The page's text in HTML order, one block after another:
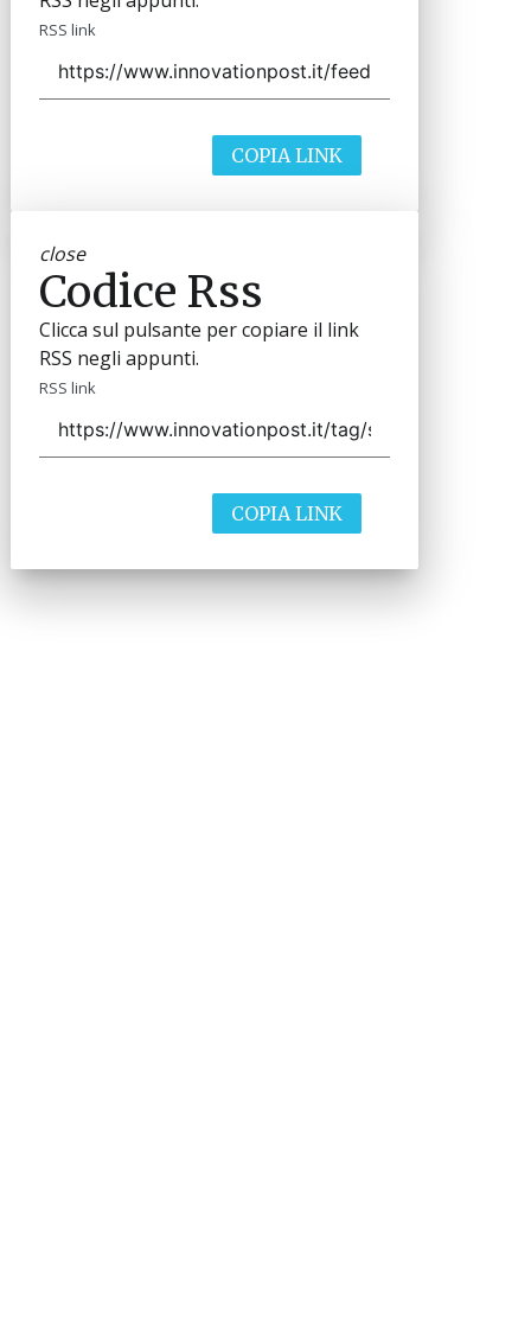
RSS link
COPIA LINK
close
Codice Rss
Clicca sul pulsante per copiare il link
RSS negli appunti.
RSS link
COPIA LINK